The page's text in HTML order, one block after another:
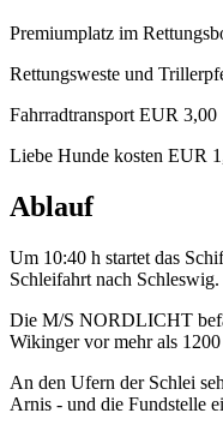
Premiumplatz im
Rettungsweste und
Fahrradtransport EUR 3,00
Liebe Hunde kosten EUR
Ablauf
Um 10:40 h startet das
Schleifahrt nach Schleswig.
Die M/S NORDLICHT
Wikinger vor mehr als
An den Ufern der Schlei
Arnis - und die Fundstelle